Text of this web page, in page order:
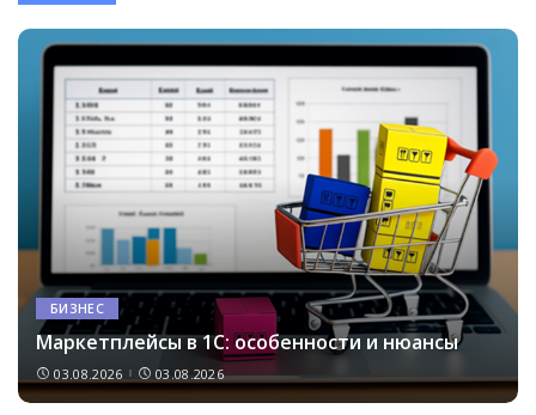
БИЗНЕС
Маркетплейсы в 1С: особенности и нюансы
03.08.2026 03.08.2026